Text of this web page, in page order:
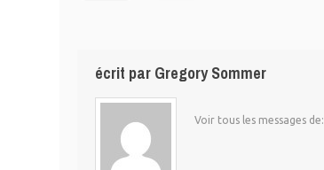
écrit par Gregory Sommer
Voir tous les messages de: